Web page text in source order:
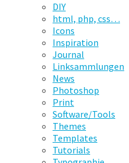
DIY
html, php, css…
Icons
Inspiration
Journal
Linksammlungen
News
Photoshop
Print
Software/Tools
Themes
Templates
Tutorials